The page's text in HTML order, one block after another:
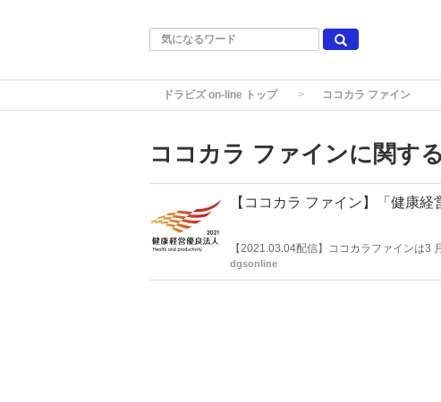
ドラビズ on-line トップ ココカラ ファイン
ココカラ ファインに関す
【ココカラ ファイン】「健康
【2021.03.04配信】ココカラファインは3
営優良法人 2021 大規模法人部門」に認定
dgsonline